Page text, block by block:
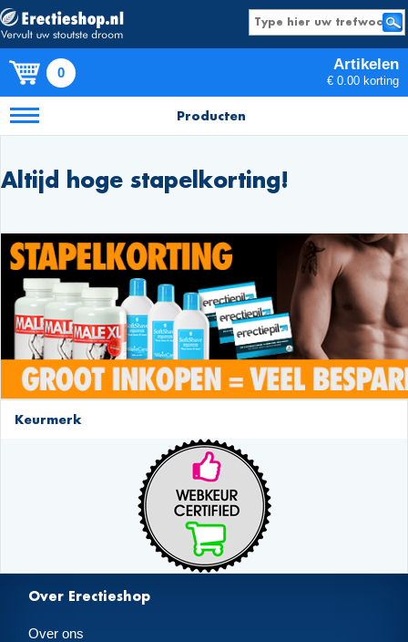
0 Artikelen
€ 0.00 korting
Producten
Altijd hoge stapelkorting!
Keurmerk
Over Erectieshop
Over ons